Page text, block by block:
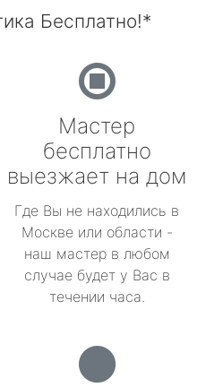
Бесплатно!*
Мастер
бесплатно
выезжает на дом
Где Вы не находились в
Москве или области -
наш мастер в любом
случае будет у Вас в
течении часа.